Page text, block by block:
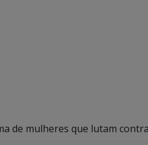
de mulheres que lutam